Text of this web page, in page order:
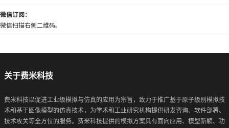
微信订阅：
微信扫描右侧二维码。
关于费米科技
费米科技以促进工业级模拟与仿真的应用为宗旨，致力于推广基于原子级别模拟技
术和基于图像模型的仿真技术，为学术和工业研究机构提供研发咨询、软件部署、
技术攻关等全方位的服务。费米科技提供的模拟方案具有面向应用、模型新颖、功